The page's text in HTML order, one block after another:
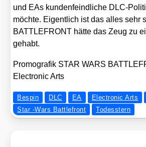
und EAs kun­den­feind­li­che DLC-
möch­te. Eigent­lich ist das alles sehr
BATTLEFRONT hät­te das Zeug zu
gehabt.
Pro­mo­gra­fik STAR WARS
Elec­tro­nic Arts
Bespin DLC EA Electronic Arts
Star -Wars Battlefront
Todesstern